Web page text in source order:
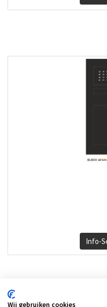
Info-
Wij gebruiken cookies